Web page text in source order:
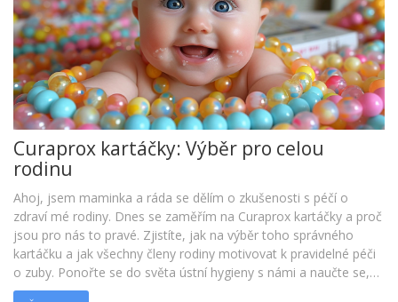
Curaprox kartáčky: Výběr pro celou
rodinu
Ahoj, jsem maminka a ráda se dělím o zkušenosti s péčí o
zdraví mé rodiny. Dnes se zaměřím na Curaprox kartáčky a proč
jsou pro nás to pravé. Zjistíte, jak na výběr toho správného
kartáčku a jak všechny členy rodiny motivovat k pravidelné péči
o zuby. Ponořte se do světa ústní hygieny s námi a naučte se,
jak udržovat svůj úsměv zdravý a krásný.